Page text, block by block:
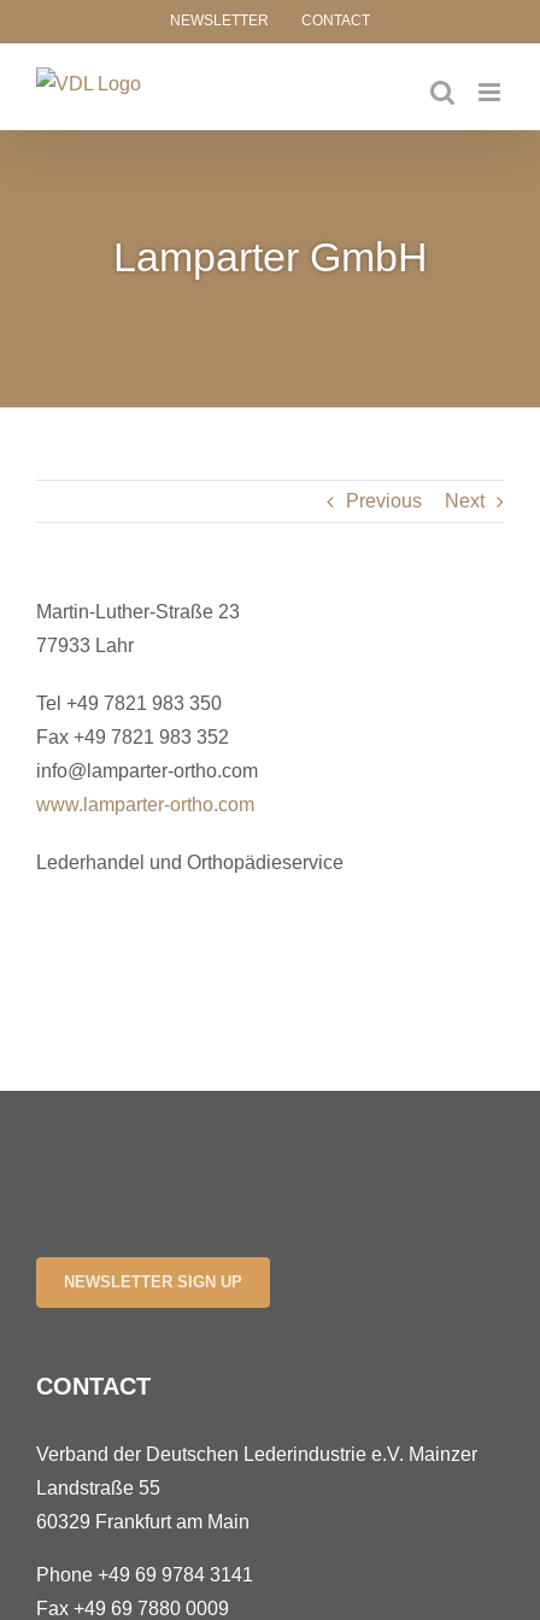
to
content
NEWSLETTER CONTACT
Lamparter GmbH
Previous Next
Martin-Luther-Straße 23
77933 Lahr
Tel +49 7821 983 350
Fax +49 7821 983 352
info@lamparter-ortho.com
www.lamparter-ortho.com
Lederhandel und Orthopädieservice
NEWSLETTER SIGN UP
CONTACT
Verband der Deutschen Lederindustrie e.V. Mainzer
Landstraße 55
60329 Frankfurt am Main
Phone +49 69 9784 3141
Fax +49 69 7880 0009